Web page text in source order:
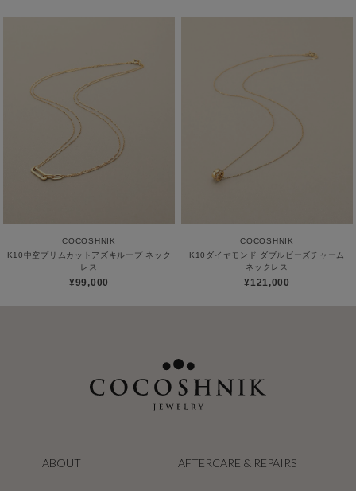
COCOSHNIK
K10中空プリムカットアズキループ ネック
レス
¥99,000
COCOSHNIK
K10ダイヤモンド ダブルビーズチャーム
ネックレス
¥121,000
ABOUT AFTERCARE & REPAIRS